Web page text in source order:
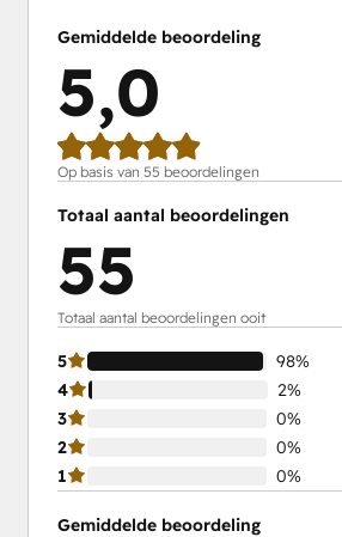
Gemiddelde beoordeling
5,0
Op basis van 55 beoordelingen
Totaal aantal beoordelingen
55
Totaal aantal beoordelingen ooit
5
98%
4
2%
3
0%
2
0%
1
0%
Gemiddelde beoordeling